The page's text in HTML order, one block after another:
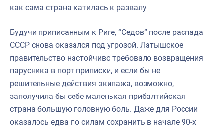
как сама страна катилась к развалу.
Будучи приписанным к Риге, “Седов” после распада
СССР снова оказался под угрозой. Латышское
правительство настойчиво требовало возвращения
парусника в порт приписки, и если бы не
решительные действия экипажа, возможно,
заполучила бы себе маленькая прибалтийская
страна большую головную боль. Даже для России
оказалось едва по силам сохранить в начале 90-х